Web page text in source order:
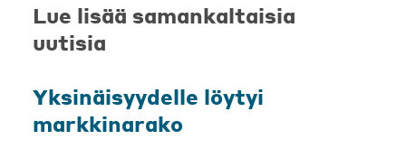
Lue lisää samankaltaisia
uutisia
Yksinäisyydelle löytyi
markkinarako